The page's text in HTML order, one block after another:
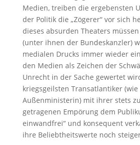
Medien, treiben die ergebensten
der Politik die „Zögerer“ vor sich
dieses absurden Theaters müssen
(unter ihnen der Bundeskanzler)
medialen Drucks immer wieder
den Medien als Zeichen der
Unrecht in der Sache gewertet
kriegsgeilsten Transatlantiker (wie
Außenministerin) mit ihrer stets
getragenen Empörung dem
einwandfrei“ und konsequent
ihre Beliebtheitswerte noch